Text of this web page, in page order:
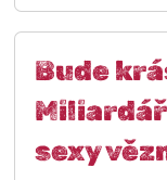
Bude
sexy